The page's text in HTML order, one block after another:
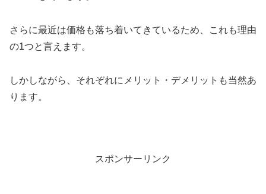
さらに最近は価格も落ち着いてきているため、これも理由
の1つと言えます。
しかしながら、それぞれにメリット・デメリットも当然あ
ります。
スポンサーリンク